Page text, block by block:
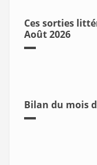
Ces sorties
Août 2026
Bilan du mois